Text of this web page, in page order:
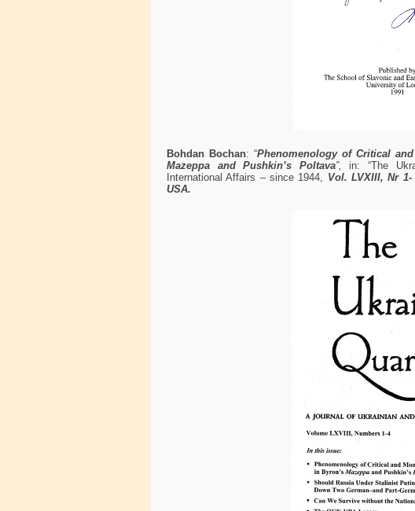
Bohdan Bochan: “Phenomenology of Critical
Mazeppa and Pushkin’s Poltava”,in: “The
International Affairs – since 1944, Vol. LVXIII, Nr
USA.